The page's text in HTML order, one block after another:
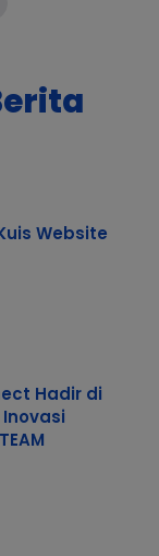
Website
Hadir di